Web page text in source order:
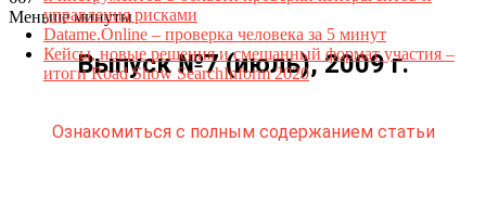
управления рисками
Datame.Online – проверка человека за 5 минут
Кейсы, новые решения и смешанный формат участия –
итоги Road Show SearchInform 2020
Меньше минуты
Выпуск №7 (июль), 2009 г.
Ознакомиться с полным содержанием статьи